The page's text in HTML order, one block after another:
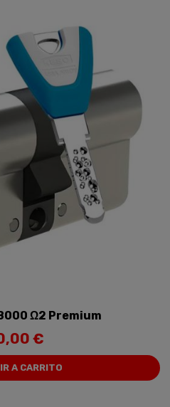
Ω2 Premium
€
A CARRITO